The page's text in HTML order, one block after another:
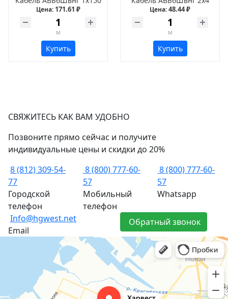
Цена: 171.61 ₽
м
Купить
Цена:48.44 ₽
м
Купить
СВЯЖИТЕСЬ КАК ВАМ УДОБНО
Позвоните прямо сейчас и получите
индивидуальные цены и скидки до 20%
8 (812) 309-54-
77
Городской
телефон
8 (800) 777-60-
57
Мобильный
телефон
8 (800) 777-60-
57
Whatsapp
Info@hgwest.net
Email
Обратный звонок